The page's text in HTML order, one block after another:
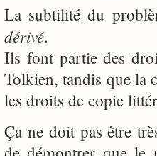
La subtilité du
dérivé.
Ils font partie des
Tolkien, tandis que la
les droits de copie
Ça ne doit pas être